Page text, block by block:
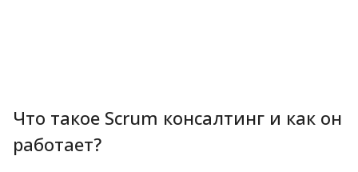
Что такое Scrum консалтинг и как он
работает?